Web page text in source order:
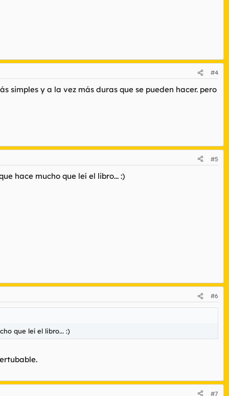
#4
simples y a la vez más duras que se pueden hacer. pero
#5
hace mucho que leí el libro... :)
#6
que leí el libro... :)
#7